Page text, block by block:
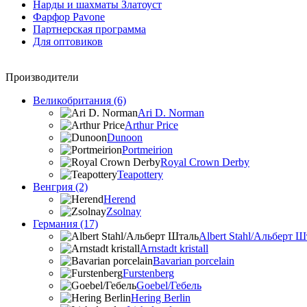
Нарды и шахматы Златоуст
Фарфор Pavone
Партнерская программа
Для оптовиков
Производители
Великобритания (6)
Ari D. Norman
Arthur Price
Dunoon
Portmeirion
Royal Crown Derby
Teapottery
Венгрия (2)
Herend
Zsolnay
Германия (17)
Albert Stahl/Альбеpт
Arnstadt kristall
Bavarian porcelain
Furstenberg
Goebel/Гебель
Hering Berlin